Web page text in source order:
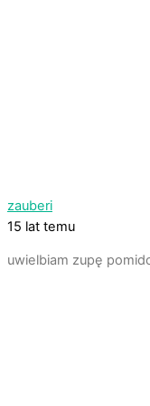
zauberi
15 lat temu
uwielbiam zupę